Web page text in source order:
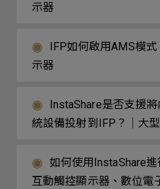
示器
IFP如何啟用AMS模
示器
InstaShare是否支援
統設備投射到IFP？｜大
如何使用InstaShare
互動觸控顯示器、數位電